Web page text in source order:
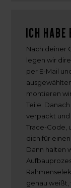
Ich
Nach deiner
legen wir
per E-Mail
montieren
Teile.
verpackt und
Trace-Code,
dich für
Dann halten
genau weißt,